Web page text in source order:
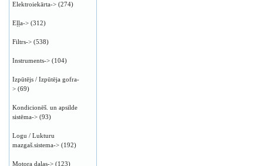
Elektroiekārta-> (274)
Eļļa-> (312)
Filtrs-> (538)
Instruments-> (104)
Izpūtējs / Izpūtēja gofra-
> (69)
Kondicionēš. un apsilde
sistēma-> (93)
Logu / Lukturu
mazgaš.sistema-> (192)
Motora daļas-> (123)